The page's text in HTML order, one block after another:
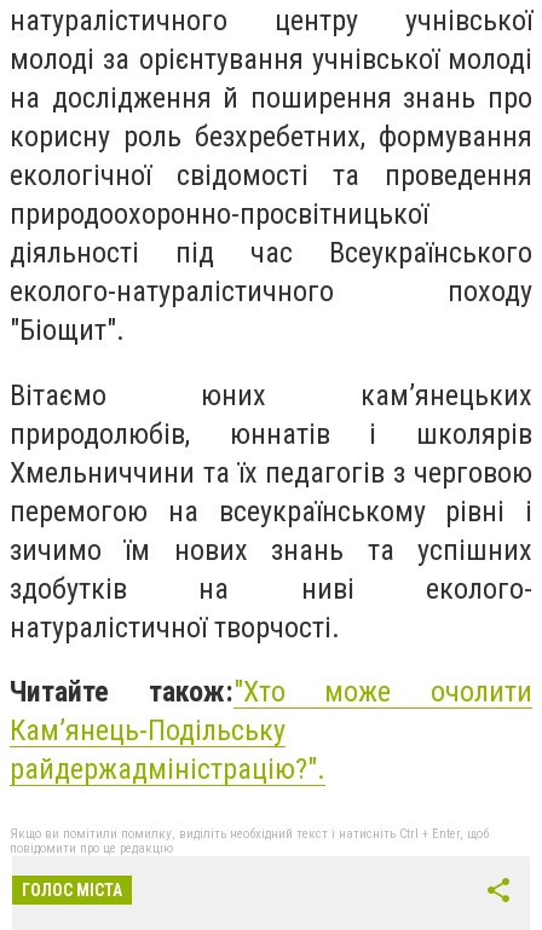
натуралістичного центру учнівської
молоді за орієнтування учнівської молоді
на дослідження й поширення знань про
корисну роль безхребетних, формування
екологічної свідомості та проведення
природоохоронно-просвітницької
діяльності під час Всеукраїнського
еколого-натуралістичного походу
"Біощит".
Вітаємо юних кам’янецьких
природолюбів, юннатів і школярів
Хмельниччини та їх педагогів з черговою
перемогою на всеукраїнському рівні і
зичимо їм нових знань та успішних
здобутків на ниві еколого-
натуралістичної творчості.
Читайте також:"Хто може очолити
Кам’янець-Подільську
райдержадміністрацію?".
Якщо ви помітили помилку, виділіть необхідний текст і натисніть Ctrl + Enter, щоб
повідомити про це редакцію
ГОЛОС МІСТА